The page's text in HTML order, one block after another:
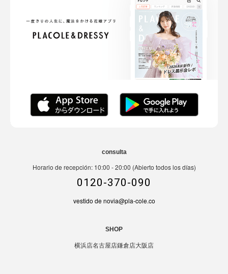
consulta
Horario de recepción: 10:00 - 20:00 (Abierto todos los días)
0120-370-090
vestido de novia@pla-cole.co
SHOP
横浜店名古屋店鎌倉店大阪店